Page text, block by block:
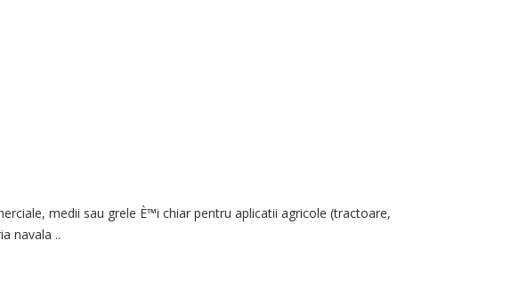
, medii sau grele È™i chiar pentru aplicatii agricole (tractoare,
navala ..